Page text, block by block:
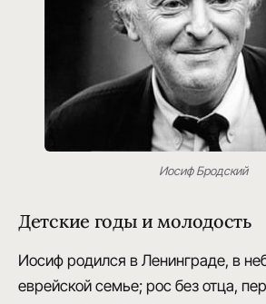
Иосиф Бродский
Детские годы и молодость
Иосиф родился в Ленинграде, в
еврейской семье; рос без отца,